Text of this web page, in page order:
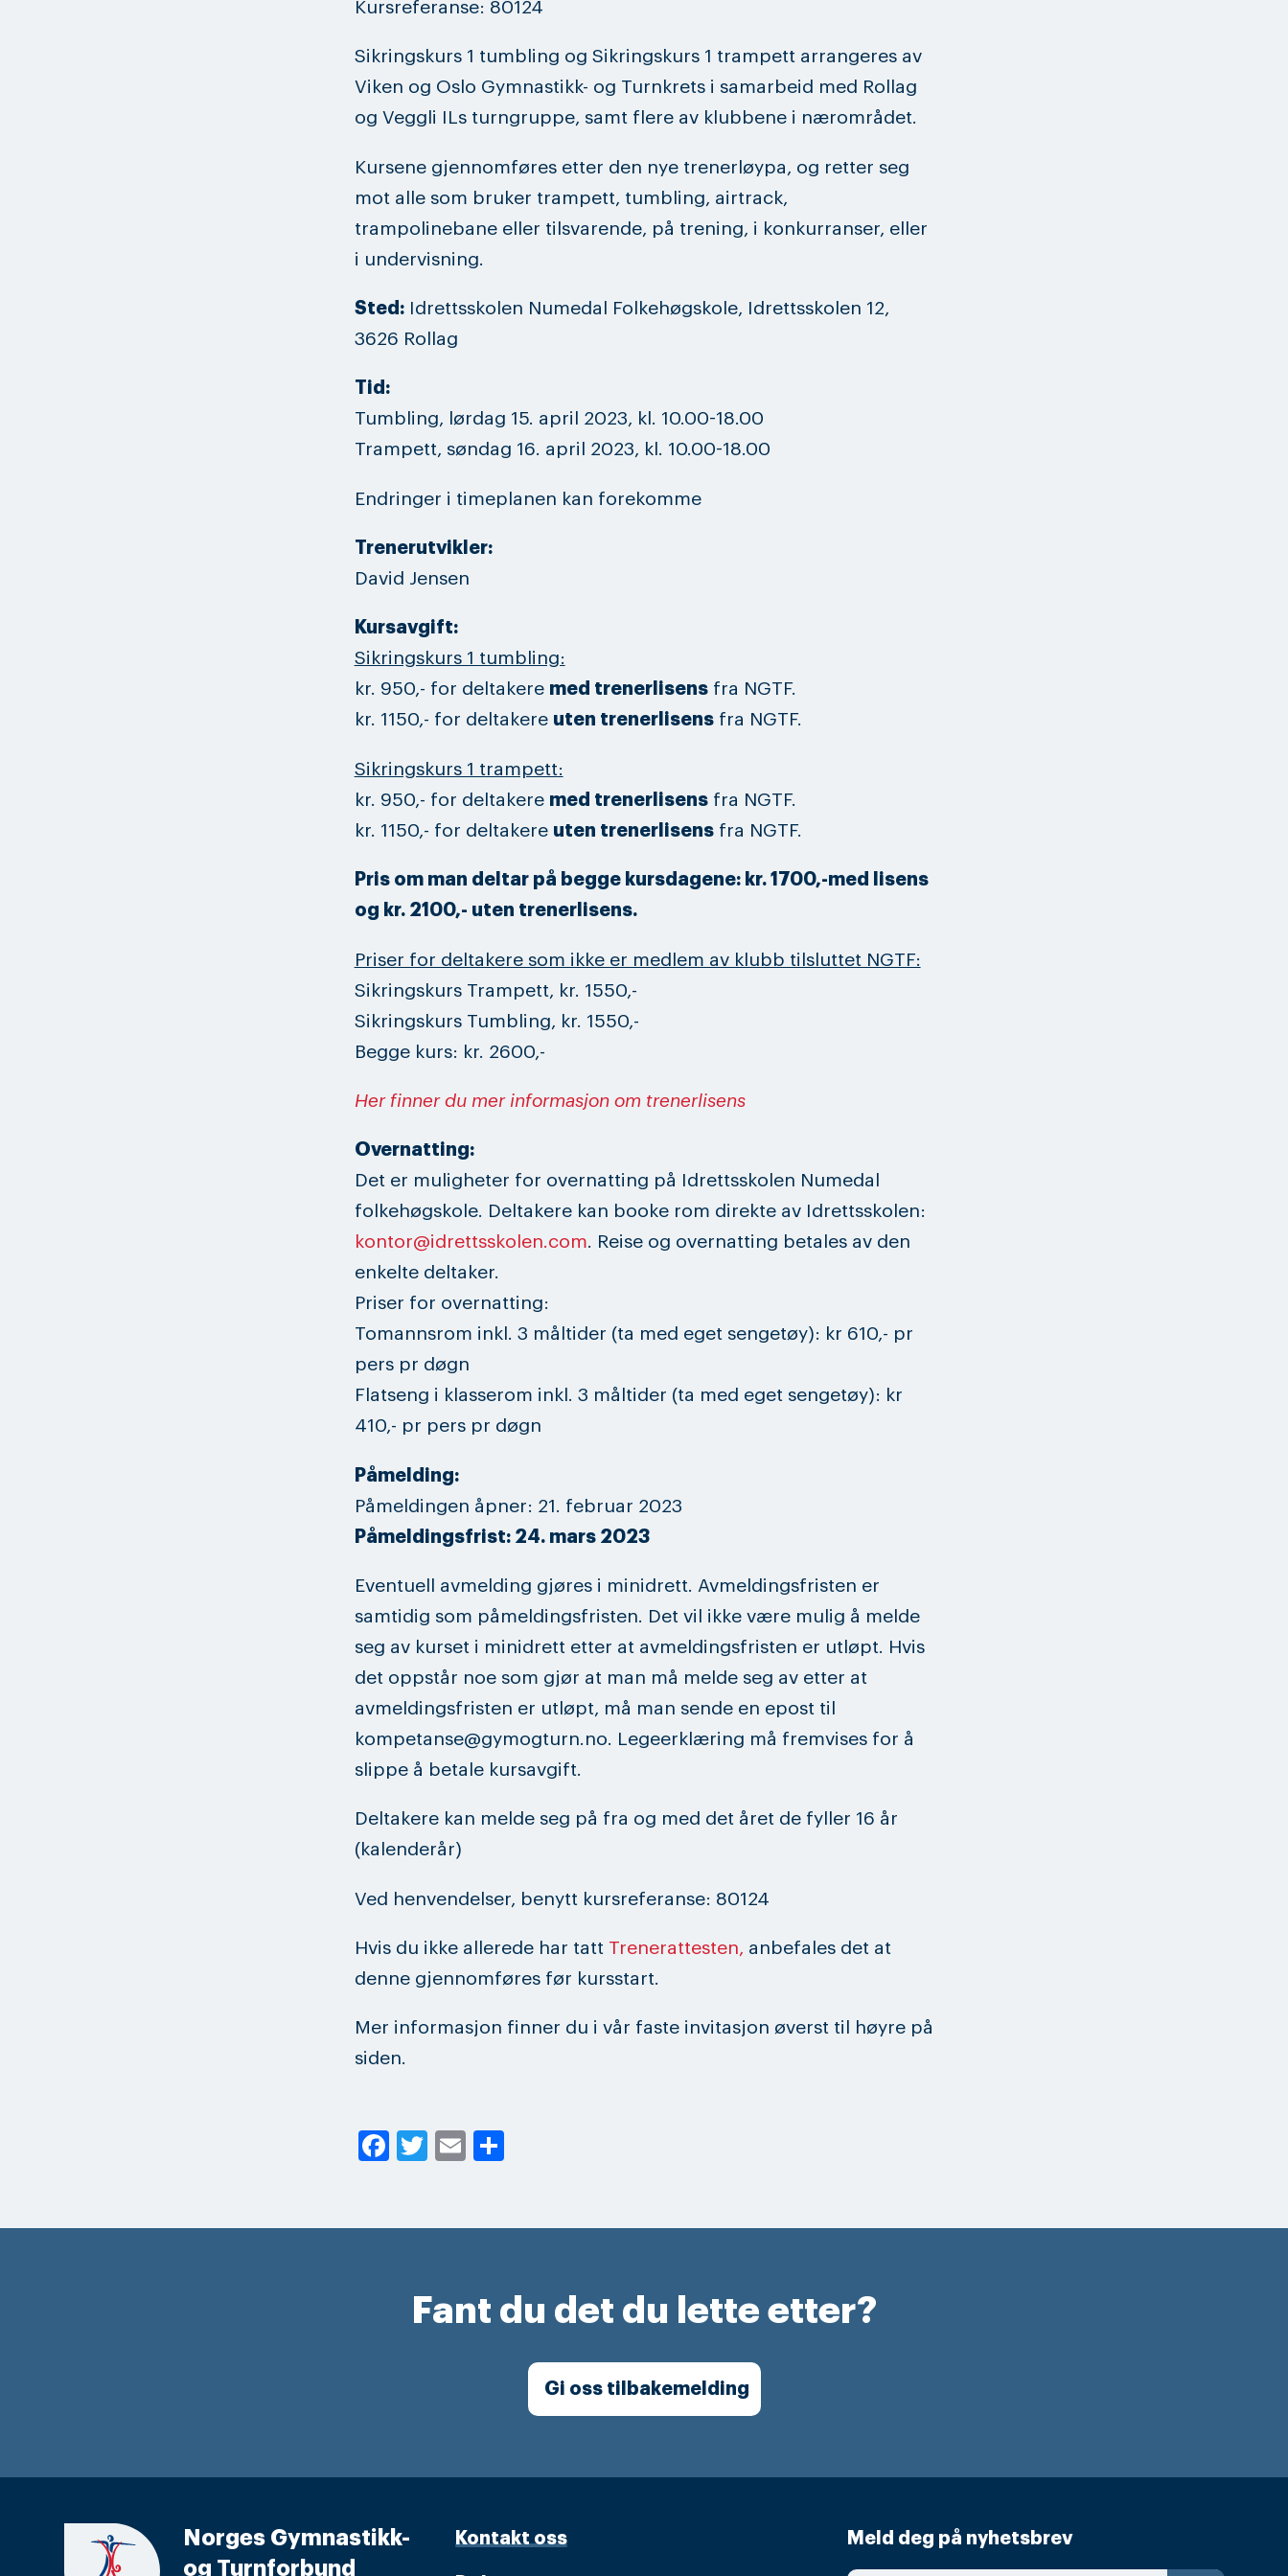
Kursreferanse: 80124
Sikringskurs 1 tumbling og Sikringskurs 1 trampett arrangeres av
Viken og Oslo Gymnastikk- og Turnkrets i samarbeid med Rollag
og Veggli ILs turngruppe, samt flere av klubbene i nærområdet.
Kursene gjennomføres etter den nye trenerløypa, og retter seg
mot alle som bruker trampett, tumbling, airtrack,
trampolinebane eller tilsvarende, på trening, i konkurranser, eller
i undervisning.
Sted:Idrettsskolen Numedal Folkehøgskole, Idrettsskolen 12,
3626 Rollag
Tid:
Tumbling, lørdag 15. april 2023, kl. 10.00-18.00
Trampett, søndag 16. april 2023, kl. 10.00-18.00
Endringer i timeplanen kan forekomme
Trenerutvikler:
David Jensen
Kursavgift:
Sikringskurs 1 tumbling:
kr. 950,- for deltakere med trenerlisensfra NGTF.
kr. 1150,- for deltakere uten trenerlisensfra NGTF.
Sikringskurs 1 trampett:
kr. 950,- for deltakere med trenerlisensfra NGTF.
kr. 1150,- for deltakere uten trenerlisensfra NGTF.
Pris om man deltar på begge kursdagene: kr. 1700,-med lisens
og kr. 2100,- uten trenerlisens.
Priser for deltakere som ikke er medlem av klubb tilsluttet NGTF:
Sikringskurs Trampett, kr. 1550,-
Sikringskurs Tumbling, kr. 1550,-
Begge kurs: kr. 2600,-
Her finner du mer informasjon om trenerlisens
Overnatting:
Det er muligheter for overnatting på Idrettsskolen Numedal
folkehøgskole. Deltakere kan booke rom direkte av Idrettsskolen:
kontor@idrettsskolen.com. Reise og overnatting betales av den
enkelte deltaker.
Priser for overnatting:
Tomannsrom inkl. 3 måltider (ta med eget sengetøy): kr 610,- pr
pers pr døgn
Flatseng i klasserom inkl. 3 måltider (ta med eget sengetøy): kr
410,- pr pers pr døgn
Påmelding:
Påmeldingen åpner: 21. februar 2023
Påmeldingsfrist: 24. mars 2023
Eventuell avmelding gjøres i minidrett. Avmeldingsfristen er
samtidig som påmeldingsfristen. Det vil ikke være mulig å melde
seg av kurset i minidrett etter at avmeldingsfristen er utløpt. Hvis
det oppstår noe som gjør at man må melde seg av etter at
avmeldingsfristen er utløpt, må man sende en epost til
kompetanse@gymogturn.no. Legeerklæring må fremvises for å
slippe å betale kursavgift.
Deltakere kan melde seg på fra og med det året de fyller 16 år
(kalenderår)
Ved henvendelser, benytt kursreferanse: 80124
Hvis du ikke allerede har tatt Trenerattesten, anbefales det at
denne gjennomføres før kursstart.
Mer informasjon finner du i vår faste invitasjon øverst til høyre på
siden.
Facebook
Twitter
Email
Fant du det du lette etter?
Gi oss tilbakemelding
Norges Gymnastikk-
og Turnforbund
Kontakt oss Meld deg på nyhetsbrev